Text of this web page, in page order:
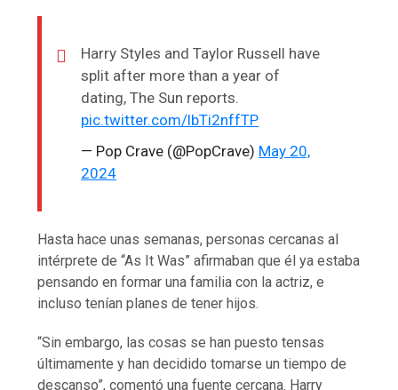
Harry Styles and Taylor Russell have
split after more than a year of
dating, The Sun reports.
pic.twitter.com/lbTi2nffTP
— Pop Crave (@PopCrave) May 20,
2024
Hasta hace unas semanas, personas cercanas al
intérprete de “As It Was” afirmaban que él ya estaba
pensando en formar una familia con la actriz, e
incluso tenían planes de tener hijos.
“Sin embargo, las cosas se han puesto tensas
últimamente y han decidido tomarse un tiempo de
descanso”, comentó una fuente cercana. Harry